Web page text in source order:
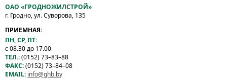
ОАО «ГРОДНОЖИЛСТРОЙ»
г. Гродно, ул. Суворова, 135
ПРИЕМНАЯ:
ПН, СР, ПТ:
с 08.30 до 17.00
ТЕЛ.:(0152) 73–83–88
ФАКС:(0152) 73–84–08
EMAIL: info@ghb.by